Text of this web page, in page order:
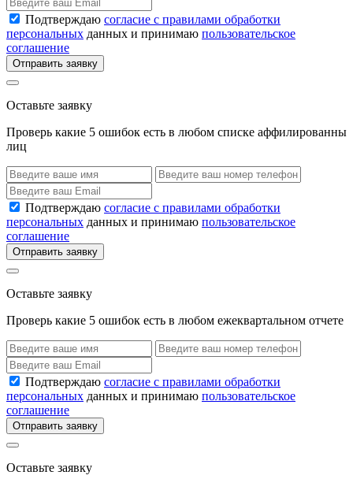
Подтверждаю согласие с правилами обработки
персональных данных и принимаю пользовательское
соглашение
Отправить заявку
Оставьте заявку
Проверь какие 5 ошибок есть в любом списке аффилированны
лиц
Подтверждаю согласие с правилами обработки
персональных данных и принимаю пользовательское
соглашение
Отправить заявку
Оставьте заявку
Проверь какие 5 ошибок есть в любом ежеквартальном отчете
Подтверждаю согласие с правилами обработки
персональных данных и принимаю пользовательское
соглашение
Отправить заявку
Оставьте заявку